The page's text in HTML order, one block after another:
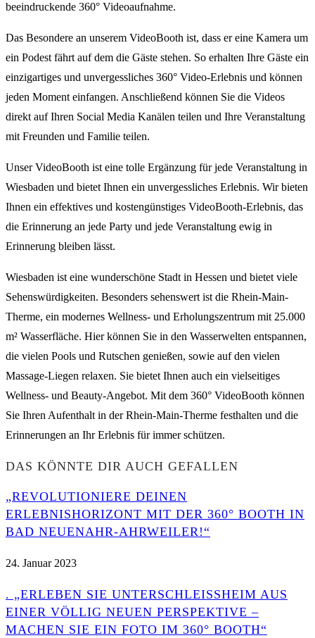
beeindruckende 360° Videoaufnahme.
Das Besondere an unserem VideoBooth ist, dass er eine Kamera um
ein Podest fährt auf dem die Gäste stehen. So erhalten Ihre Gäste ein
einzigartiges und unvergessliches 360° Video-Erlebnis und können
jeden Moment einfangen. Anschließend können Sie die Videos
direkt auf Ihren Social Media Kanälen teilen und Ihre Veranstaltung
mit Freunden und Familie teilen.
Unser VideoBooth ist eine tolle Ergänzung für jede Veranstaltung in
Wiesbaden und bietet Ihnen ein unvergessliches Erlebnis. Wir bieten
Ihnen ein effektives und kostengünstiges VideoBooth-Erlebnis, das
die Erinnerung an jede Party und jede Veranstaltung ewig in
Erinnerung bleiben lässt.
Wiesbaden ist eine wunderschöne Stadt in Hessen und bietet viele
Sehenswürdigkeiten. Besonders sehenswert ist die Rhein-Main-
Therme, ein modernes Wellness- und Erholungszentrum mit 25.000
m² Wasserfläche. Hier können Sie in den Wasserwelten entspannen,
die vielen Pools und Rutschen genießen, sowie auf den vielen
Massage-Liegen relaxen. Sie bietet Ihnen auch ein vielseitiges
Wellness- und Beauty-Angebot. Mit dem 360° VideoBooth können
Sie Ihren Aufenthalt in der Rhein-Main-Therme festhalten und die
Erinnerungen an Ihr Erlebnis für immer schützen.
DAS KÖNNTE DIR AUCH GEFALLEN
„REVOLUTIONIERE DEINEN
ERLEBNISHORIZONT MIT DER 360° BOOTH IN
BAD NEUENAHR-AHRWEILER!“
24. Januar 2023
. „ERLEBEN SIE UNTERSCHLEISSHEIM AUS E
INER VÖLLIG NEUEN PERSPEKTIVE – M
ACHEN SIE EIN FOTO IM 360° BOOTH“